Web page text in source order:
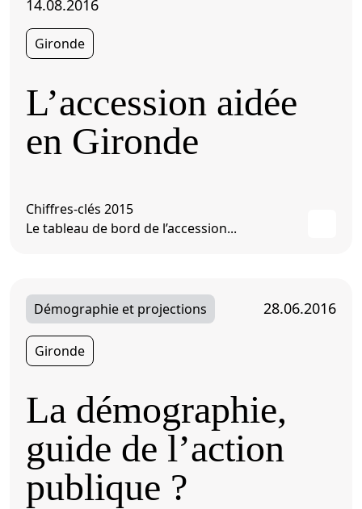
14.08.2016
Gironde
L’accession aidée
en Gironde
Chiffres-clés 2015
Le tableau de bord de l’accession...
Démographie et projections 28.06.2016
Gironde
La démographie,
guide de l’action
publique ?